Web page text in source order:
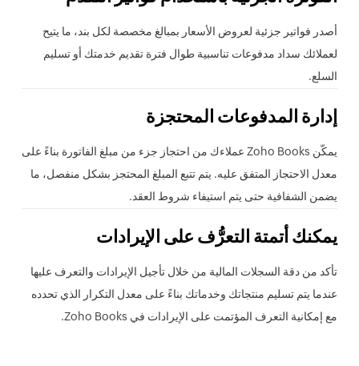
أصدر فواتير جزئية لعروض الأسعار بمبالغ مخصصة لكل بند، ما يتيح
لعملائك سداد مدفوعات تناسبية طوال فترة تقديم خدمتك أو تسليم
السلع.
إدارة المدفوعات المحتجزة
يمكّن Zoho Books عملاءك من احتجاز جزء من مبلغ الفاتورة بناءً على
معدل الاحتجاز المتفق عليه. يتم تتبع المبلغ المحتجز بشكل منفصل، ما
يضمن الشفافية حتى يتم استيفاء شروط العقد.
يمكنك أتمتة التعرُّف على الإيرادات
تأكد من دقة السجلات المالية من خلال تأجيل الإيرادات والتعرف عليها
عندما يتم تسليم منتجاتك وخدماتك بناءً على معدل التكرار الذي تحدده
مع إمكانية التعرف المؤتمت على الإيرادات في Zoho Books.